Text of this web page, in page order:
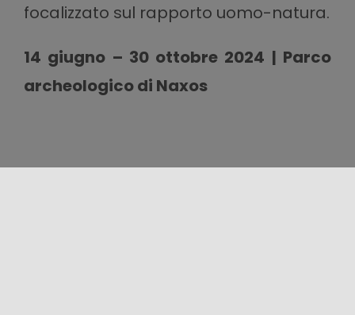
focalizzato sul rapporto uomo-natura.
14 giugno – 30 ottobre 2024 | Parco
archeologico di Naxos